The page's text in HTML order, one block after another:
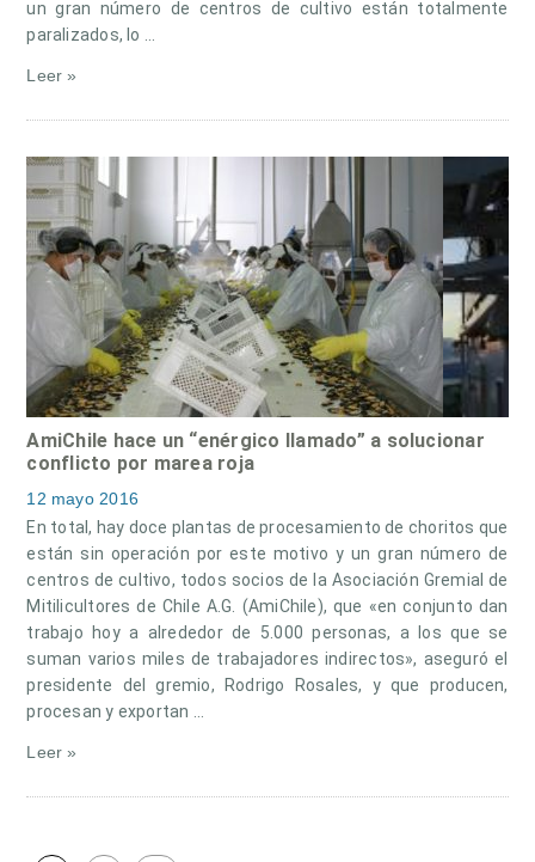
un gran número de centros de cultivo están totalmente
paralizados, lo …
Leer »
AmiChile hace un “enérgico llamado” a solucionar
conflicto por marea roja
12 mayo 2016
En total, hay doce plantas de procesamiento de choritos que
están sin operación por este motivo y un gran número de
centros de cultivo, todos socios de la Asociación Gremial de
Mitilicultores de Chile A.G. (AmiChile), que «en conjunto dan
trabajo hoy a alrededor de 5.000 personas, a los que se
suman varios miles de trabajadores indirectos», aseguró el
presidente del gremio, Rodrigo Rosales, y que producen,
procesan y exportan …
Leer »